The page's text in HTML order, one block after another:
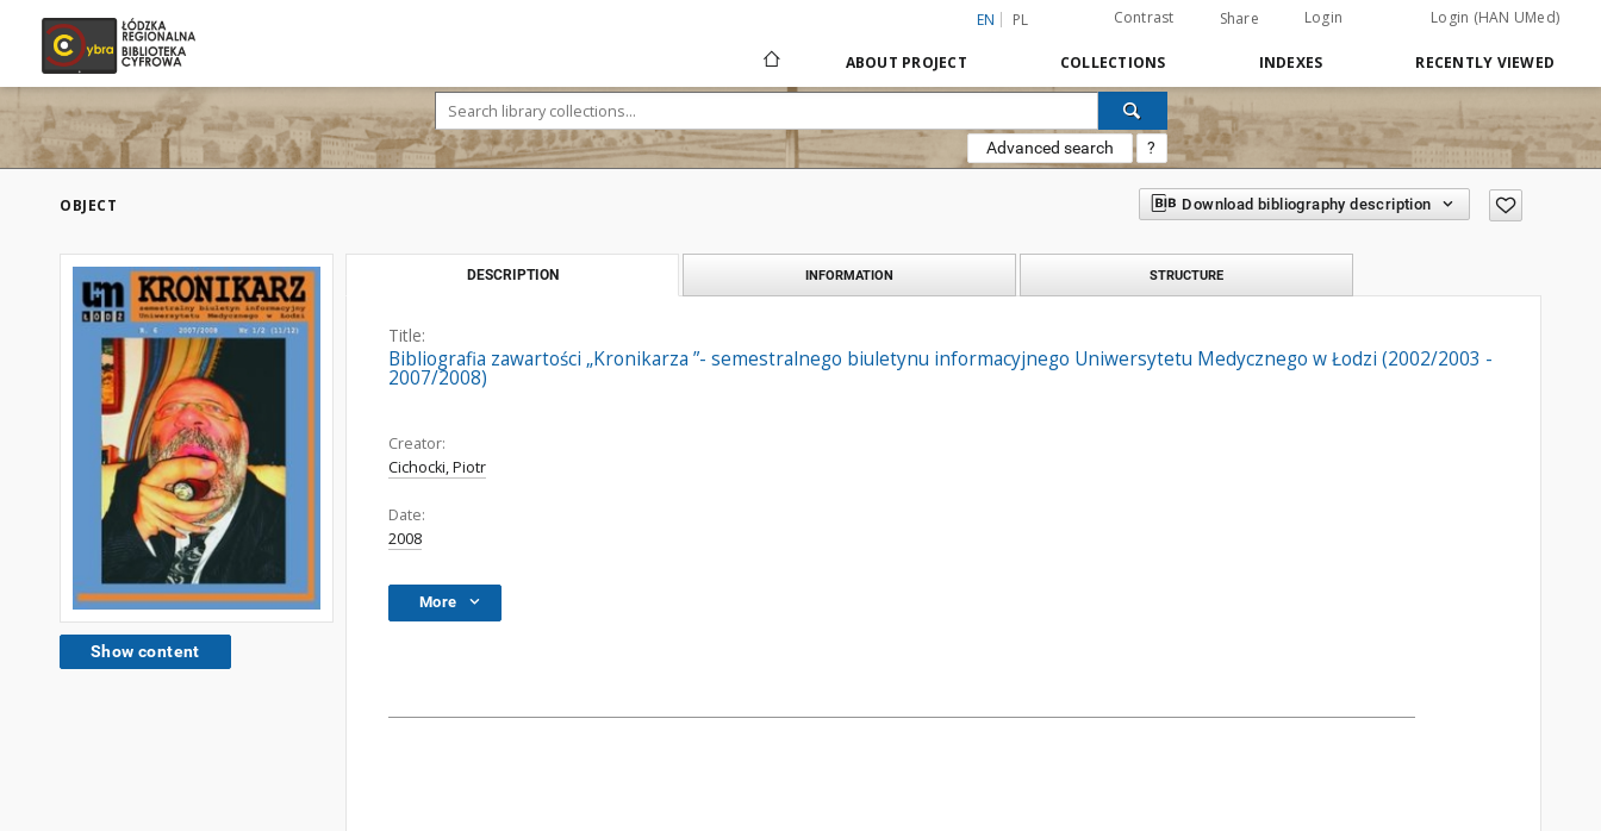
EN PL Contrast Share Login Login (HAN UMed)
ABOUT PROJECT COLLECTIONS INDEXES RECENTLY VIEWED
Advanced search ?
OBJECT Download bibliography description
Show content
DESCRIPTION INFORMATION STRUCTURE
Title:
Bibliografia zawartości „Kronikarza ”- semestralnego biuletynu informacyjnego Uniwersytetu Medycznego w Łodzi (2002/2003 -
2007/2008)
Creator:
Cichocki, Piotr
Date:
2008
More